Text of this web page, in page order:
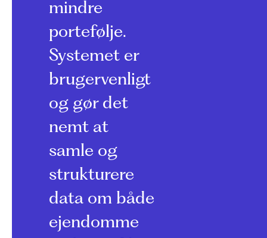
mindre
portefølje.
Systemet er
brugervenligt
og gør det
nemt at
samle og
strukturere
data om både
ejendomme